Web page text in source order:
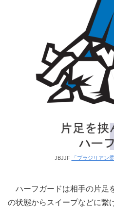
JBJJF 「ブラジリアン
ハーフガードは相手の片足
の状態からスイープなどに繋